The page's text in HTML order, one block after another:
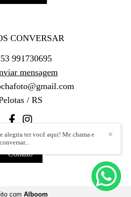
CONVERSAR
991730695
mensagem
/ RS
Contato
✕
alegria ter você aqui! Me chama e
com Alboom